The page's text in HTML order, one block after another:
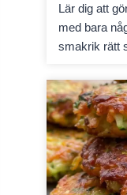
Lär dig att
med bara
smakrik rätt